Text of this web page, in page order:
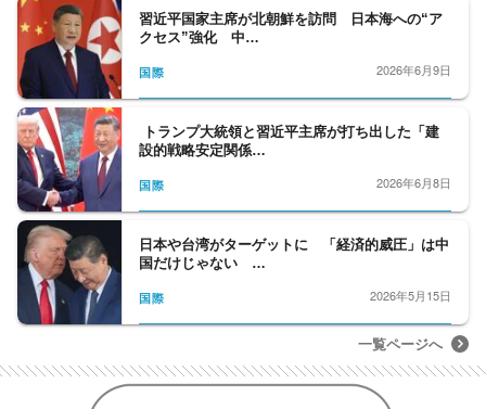
習近平国家主席が北朝鮮を訪問 日本海への“ア
クセス”強化 中…
国際 2026年6月9日
トランプ大統領と習近平主席が打ち出した「建
設的戦略安定関係…
国際 2026年6月8日
日本や台湾がターゲットに 「経済的威圧」は中
国だけじゃない …
国際 2026年5月15日
一覧ページへ